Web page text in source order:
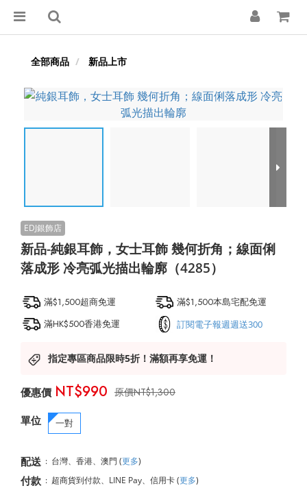
全部商品 新品上市
新品-純銀耳飾，女士耳飾 幾何折角；線面俐
落成形 冷亮弧光描出輪廓（4285）
滿$1,500超商免運
滿$1,500本島宅配免運
滿HK$500香港免運
訂閱電子報週週送300
指定專區商品限時5折！滿額再享免運！
NT$1,300
NT$990
單位 一對
配送 : 台灣、香港、澳門 (更多)
付款 : 超商貨到付款、LINE Pay、信用卡(更多)